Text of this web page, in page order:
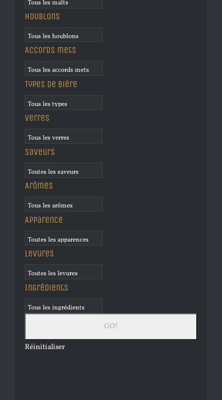
Houblons
Accords mets
Types de bière
Verres
Saveurs
Arômes
Apparence
Levures
Ingrédients
Réinitialiser